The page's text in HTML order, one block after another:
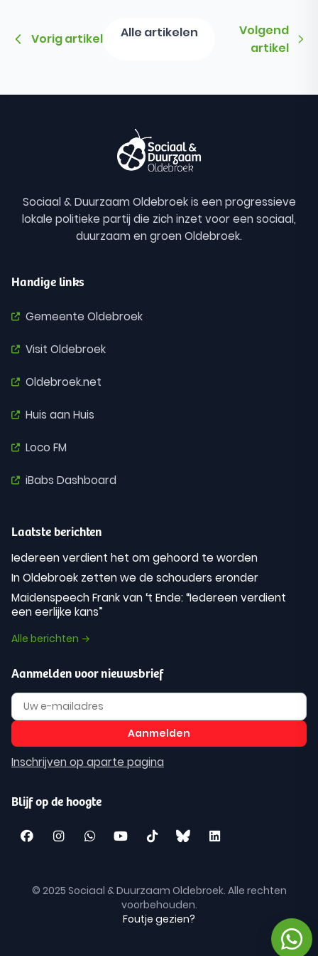
Vorig artikel Alle artikelen
Volgend
artikel
Sociaal & Duurzaam Oldebroek is een progressieve
lokale politieke partij die zich inzet voor een sociaal,
duurzaam en groen Oldebroek.
Handige links
Gemeente Oldebroek
Visit Oldebroek
Oldebroek.net
Huis aan Huis
Loco FM
iBabs Dashboard
Laatste berichten
Iedereen verdient het om gehoord te worden
In Oldebroek zetten we de schouders eronder
Maidenspeech Frank van ‘t Ende: “Iedereen verdient
een eerlijke kans”
Alle berichten →
Aanmelden voor nieuwsbrief
Inschrijven op aparte pagina
Blijf op de hoogte
© 2025 Sociaal & Duurzaam Oldebroek. Alle rechten
voorbehouden.
Foutje gezien?